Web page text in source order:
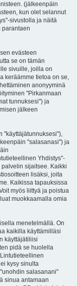
(jälkeenpäin
kun olet selannut
sivustolla ja näitä
parantaen
evästeen
se on tämän
sivuille, joilla on
keräämme tietoa on se,
anonyyminä
"Pirkanmaan
tunnuksesi") ja
jälkeen
"käyttäjätunnuksesi"),
"salasanasi") ja
Yhdistys"-
sijaitsee. Kaikki
lisäksi, joita
Kaikissa tapauksissa
myös liittyä ja poistua
muokkaamalla omia
menetelmällä. On
kaikilla käyttämilläsi
käyttäjätiliisi
pidä se huolella
kysy sinulta
salasanani"
sinua antamaan